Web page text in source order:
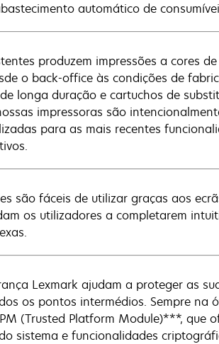
automático de
produzem impressões a cores
o back-office às condições de
longa duração e cartuchos de
impressoras são
para as mais recentes
são fáceis de utilizar graças aos
os utilizadores a completarem
Lexmark ajudam a proteger as
os pontos intermédios. Sempre na
(Trusted Platform Module)***, que
sistema e funcionalidades